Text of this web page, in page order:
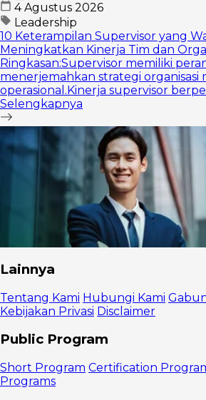
4 Agustus 2026
Leadership
10 Keterampilan Supervisor yang
Meningkatkan Kinerja Tim dan
Ringkasan:Supervisor memiliki
menerjemahkan strategi organisasi
operasional.Kinerja supervisor
Selengkapnya
Lainnya
Tentang Kami Hubungi Kami
Kebijakan Privasi Disclaimer
Public Program
Short Program Certification
Programs